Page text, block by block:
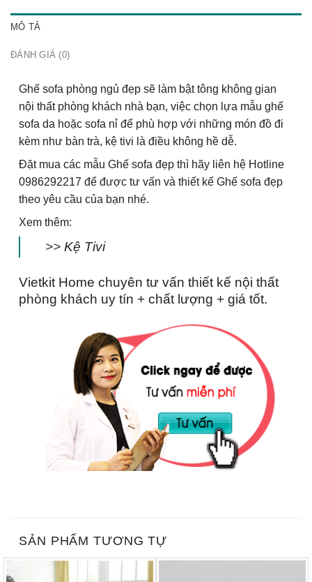
MÔ TẢ
ĐÁNH GIÁ (0)
Ghế sofa phòng ngủ đẹp sẽ làm bật tông không gian
nội thất phòng khách nhà bạn, việc chọn lựa mẫu ghế
sofa da hoặc sofa nỉ để phù hợp với những món đồ đi
kèm như bàn trà, kệ tivi là điều không hề dễ.
Đặt mua các mẫu Ghế sofa đẹp thì hãy liên hệ Hotline
0986292217 để được tư vấn và thiết kế Ghế sofa đẹp
theo yêu cầu của bạn nhé.
Xem thêm:
>> Kệ Tivi
Vietkit Home chuyên tư vấn thiết kế nội thất
phòng khách uy tín + chất lượng + giá tốt.
SẢN PHẨM TƯƠNG TỰ